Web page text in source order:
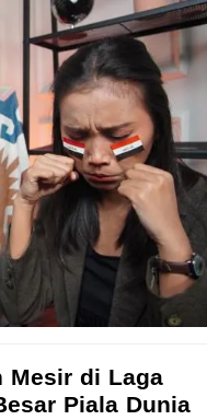
Mesir di Laga
Piala Dunia